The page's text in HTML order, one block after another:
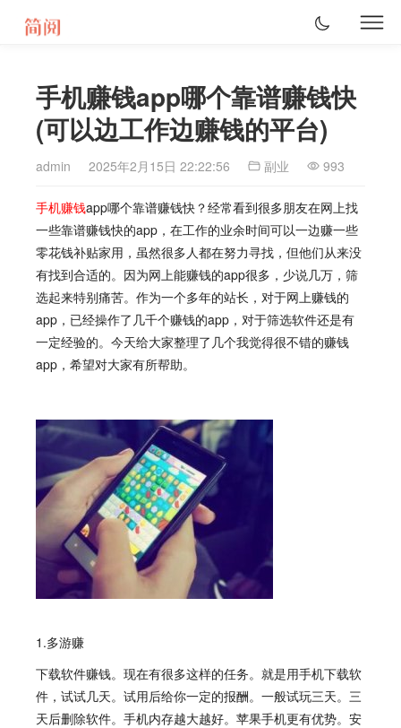
手机赚钱app哪个靠谱赚钱快
(可以边工作边赚钱的平台)
admin 2025年2月15日 22:22:56 副业 993
手机赚钱app哪个靠谱赚钱快？经常看到很多朋友在网上找
一些靠谱赚钱快的app，在工作的业余时间可以一边赚一些
零花钱补贴家用，虽然很多人都在努力寻找，但他们从来没
有找到合适的。因为网上能赚钱的app很多，少说几万，筛
选起来特别痛苦。作为一个多年的站长，对于网上赚钱的
app，已经操作了几千个赚钱的app，对于筛选软件还是有
一定经验的。今天给大家整理了几个我觉得很不错的赚钱
app，希望对大家有所帮助。
1.多游赚
下载软件赚钱。现在有很多这样的任务。就是用手机下载软
件，试试几天。试用后给你一定的报酬。一般试玩三天。三
天后删除软件。手机内存越大越好。苹果手机更有优势。安